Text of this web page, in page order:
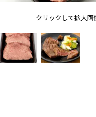
クリックして拡大画